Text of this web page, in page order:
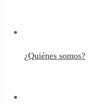
¿Quiénes somos?